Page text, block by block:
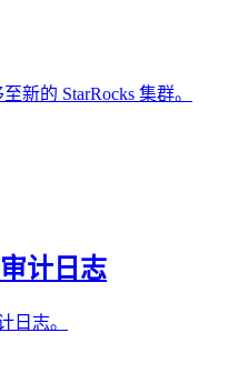
新的 StarRocks 集群。
计日志
日志。